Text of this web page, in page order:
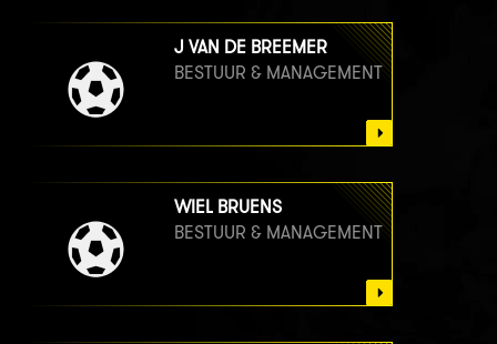
J VAN DE BREEMER
BESTUUR & MANAGEMENT
WIEL BRUENS
BESTUUR & MANAGEMENT